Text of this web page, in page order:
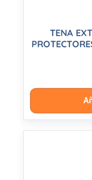
TENA